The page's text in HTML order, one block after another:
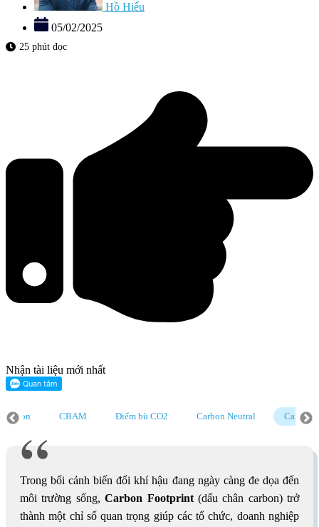
Hồ Hiếu
05/02/2025
25 phút đọc
Nhận tài liệu mới nhất
CBAM Điểm bù CO2 Carbon Neutral
Carbon Footprint
Trong bối cảnh biến đổi khí hậu đang ngày càng đe dọa đến
môi trường sống,Carbon Footprint(dấu chân carbon) trở
thành một chỉ số quan trọng giúp các tổ chức, doanh nghiệp